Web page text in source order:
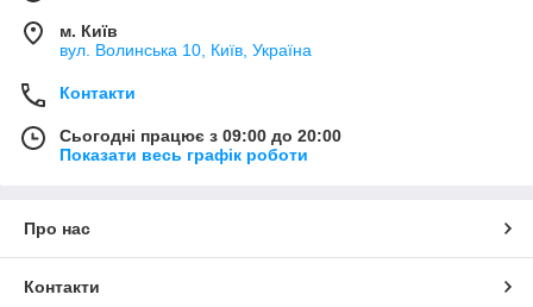
м. Київ
вул. Волинська 10, Київ, Україна
Контакти
Сьогодні працює з 09:00 до 20:00
Показати весь графік роботи
Про нас
Контакти